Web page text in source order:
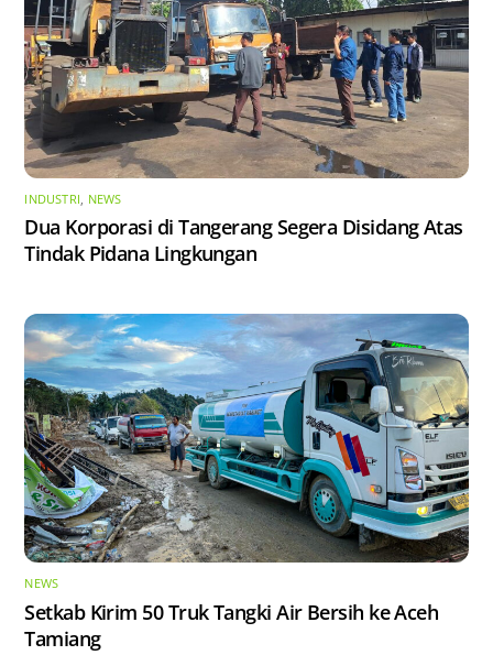
INDUSTRI, NEWS
Dua Korporasi di Tangerang Segera Disidang Atas
Tindak Pidana Lingkungan
NEWS
Setkab Kirim 50 Truk Tangki Air Bersih ke Aceh
Tamiang